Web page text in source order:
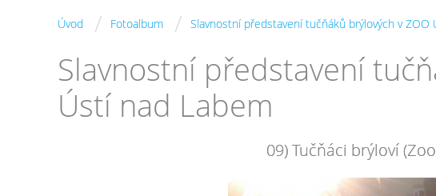
Úvod / Fotoalbum / Slavnostní představení tučňáků brýlových v ZOO
Slavnostní představení
Ústí nad Labem
09) Tučňáci brýloví